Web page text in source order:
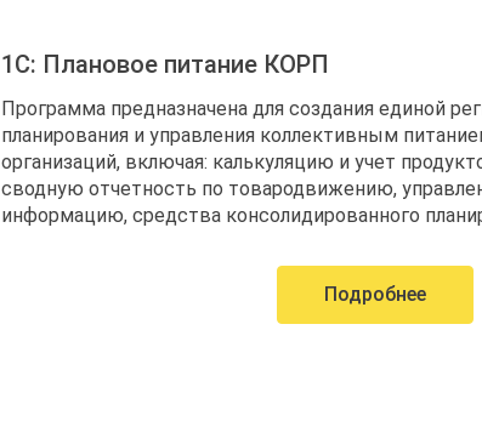
1С: Плановое питание КОРП
Программа предназначена для создания единой
планирования и управления коллективным
организаций, включая: калькуляцию и учет
сводную отчетность по товародвижению,
информацию, средства консолидированного
Подробнее